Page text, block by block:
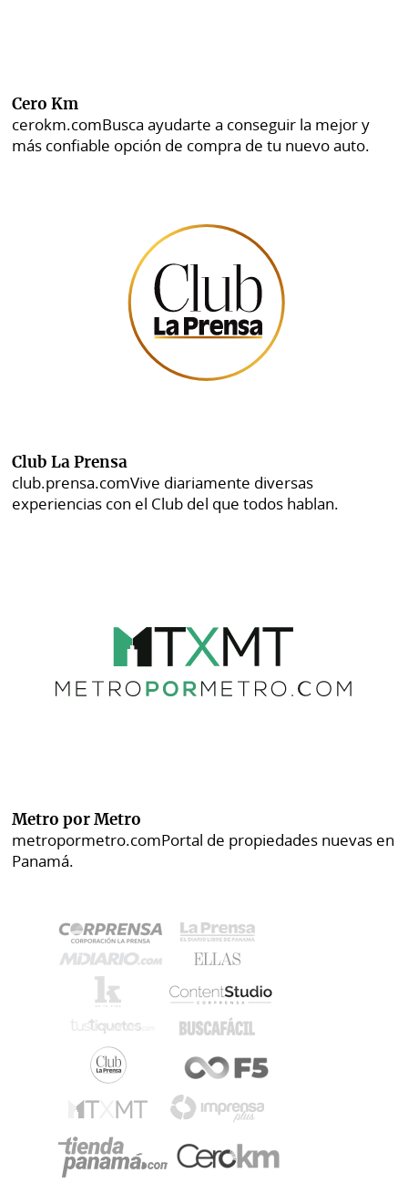
Cero Km
cerokm.comBusca ayudarte a conseguir la mejor y
más confiable opción de compra de tu nuevo auto.
Club La Prensa
club.prensa.comVive diariamente diversas
experiencias con el Club del que todos hablan.
Metro por Metro
metropormetro.comPortal de propiedades nuevas en
Panamá.